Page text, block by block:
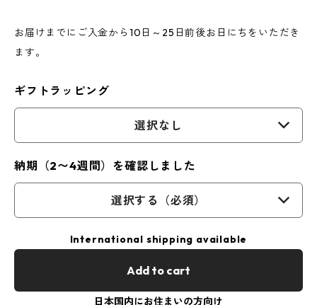
お届けまでにご入金から10日～25日前後お日にちをいただき
ます。
ギフトラッピング
選択なし
納期（2〜4週間）を確認しました
選択する（必須）
International shipping available
Add to cart
日本国内にお住まいの方向け